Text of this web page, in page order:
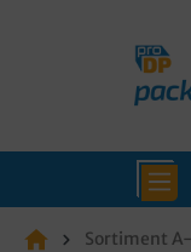
Sortiment